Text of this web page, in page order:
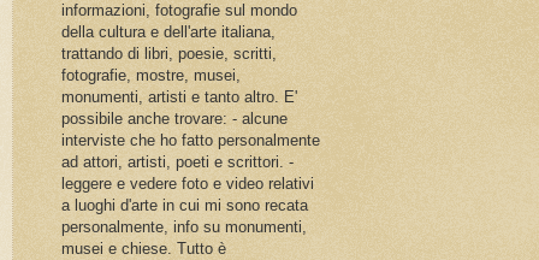
informazioni, fotografie sul mondo
della cultura e dell'arte italiana,
trattando di libri, poesie, scritti,
fotografie, mostre, musei,
monumenti, artisti e tanto altro. E'
possibile anche trovare: - alcune
interviste che ho fatto personalmente
ad attori, artisti, poeti e scrittori. -
leggere e vedere foto e video relativi
a luoghi d'arte in cui mi sono recata
personalmente, info su monumenti,
musei e chiese. Tutto è